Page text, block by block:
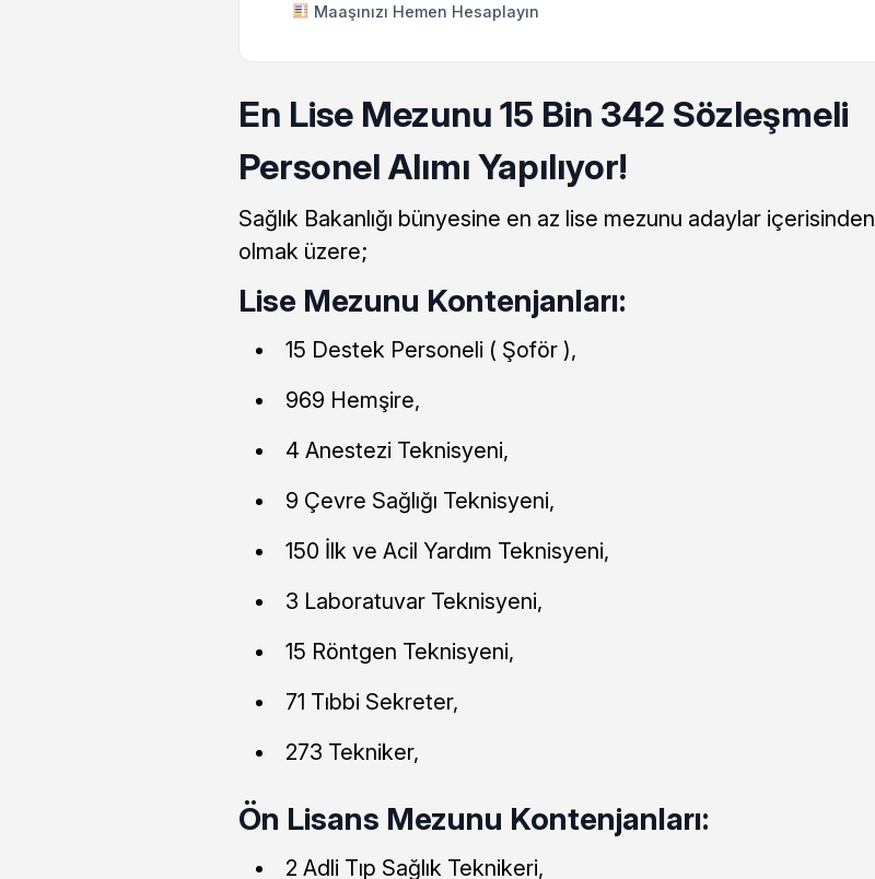
Maaşınızı Hemen Hesaplayın
En Lise Mezunu 15 Bin 342 Sözleşmeli
Personel Alımı Yapılıyor!
Sağlık Bakanlığı bünyesine en az lise mezunu adaylar içerisinden
olmak üzere;
Lise Mezunu Kontenjanları:
15 Destek Personeli ( Şoför ),
969 Hemşire,
4 Anestezi Teknisyeni,
9 Çevre Sağlığı Teknisyeni,
150 İlk ve Acil Yardım Teknisyeni,
3 Laboratuvar Teknisyeni,
15 Röntgen Teknisyeni,
71 Tıbbi Sekreter,
273 Tekniker,
Ön Lisans Mezunu Kontenjanları:
2 Adli Tıp Sağlık Teknikeri,